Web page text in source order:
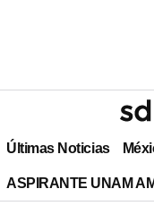
Últimas Noticias
ASPIRANTE UNAM